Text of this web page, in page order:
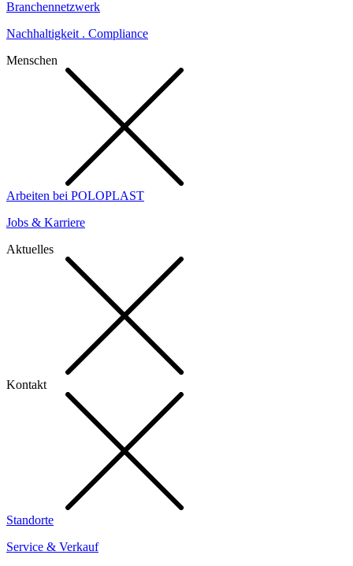
Branchennetzwerk
Nachhaltigkeit . Compliance
Menschen
Arbeiten bei POLOPLAST
Jobs & Karriere
Aktuelles
Kontakt
Standorte
Service & Verkauf